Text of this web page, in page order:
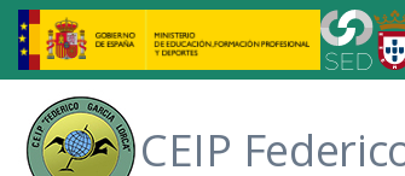
Skip to Main Content
CEIP